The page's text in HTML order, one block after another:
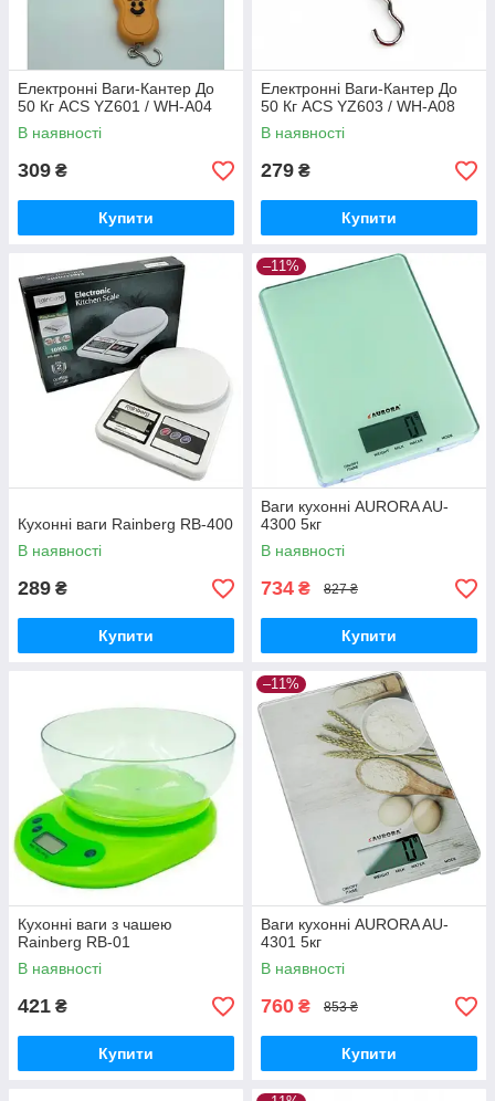
Електронні Ваги-Кантер До
50 Кг ACS YZ601 / WH-A04
В наявності
309 ₴
Купити
Електронні Ваги-Кантер До
50 Кг ACS YZ603 / WH-A08
В наявності
279 ₴
Купити
Кухонні ваги Rainberg RB-400
В наявності
289 ₴
Купити
–11%
Ваги кухонні AURORA AU-
4300 5кг
В наявності
734 ₴ 827 ₴
Купити
Кухонні ваги з чашею
Rainberg RB-01
В наявності
421 ₴
Купити
–11%
Ваги кухонні AURORA AU-
4301 5кг
В наявності
760 ₴ 853 ₴
Купити